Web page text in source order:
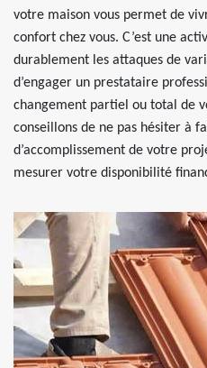
votre maison vous permet de
confort chez vous. C’est une
durablement les attaques de
d’engager un prestataire
changement partiel ou total de
conseillons de ne pas hésiter à
d’accomplissement de votre
mesurer votre disponibilité